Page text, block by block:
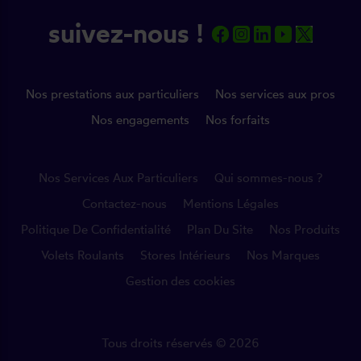
suivez-nous !
Nos prestations aux particuliers
Nos services aux pros
Nos engagements
Nos forfaits
Nos Services Aux Particuliers
Qui sommes-nous ?
Contactez-nous
Mentions Légales
Politique De Confidentialité
Plan Du Site
Nos Produits
Volets Roulants
Stores Intérieurs
Nos Marques
Gestion des cookies
Tous droits réservés © 2026